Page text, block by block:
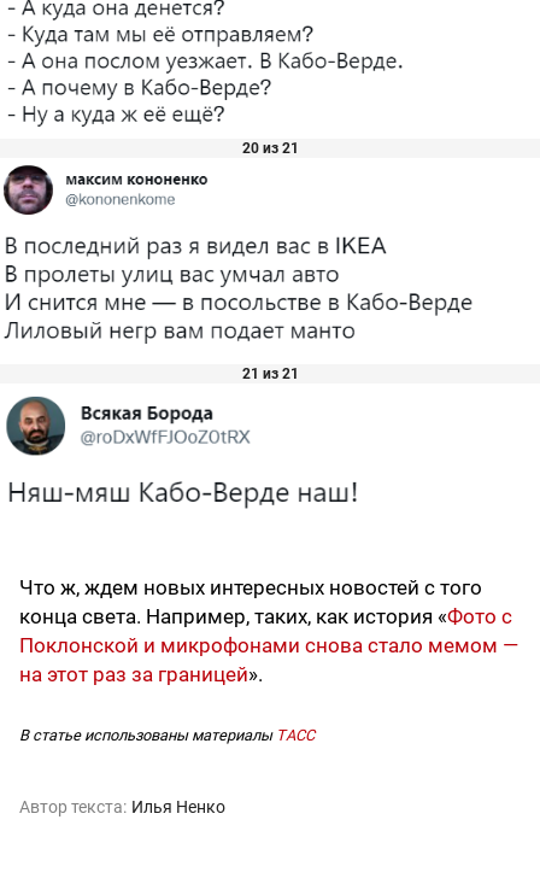
20 из 21
21 из 21
Что ж, ждем новых интересных новостей с того
конца света. Например, таких, как история «Фото с
Поклонской и микрофонами снова стало мемом —
на этот раз за границей».
В статье использованы материалы ТАСС
Автор текста: Илья Ненко